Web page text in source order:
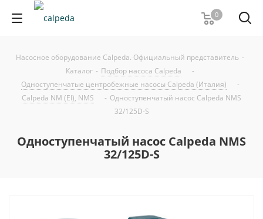
0
Насосное оборудование Calpeda. Официальный представитель -
Каталог - Подбор насоса Calpeda
-
Одноступенчатые центробежные насосы Calpeda (Италия)
-
Calpeda NM (EI), NMS
- Одноступенчатый насос Calpeda NMS
32/125D-S
Одноступенчатый насос Calpeda NMS
32/125D-S